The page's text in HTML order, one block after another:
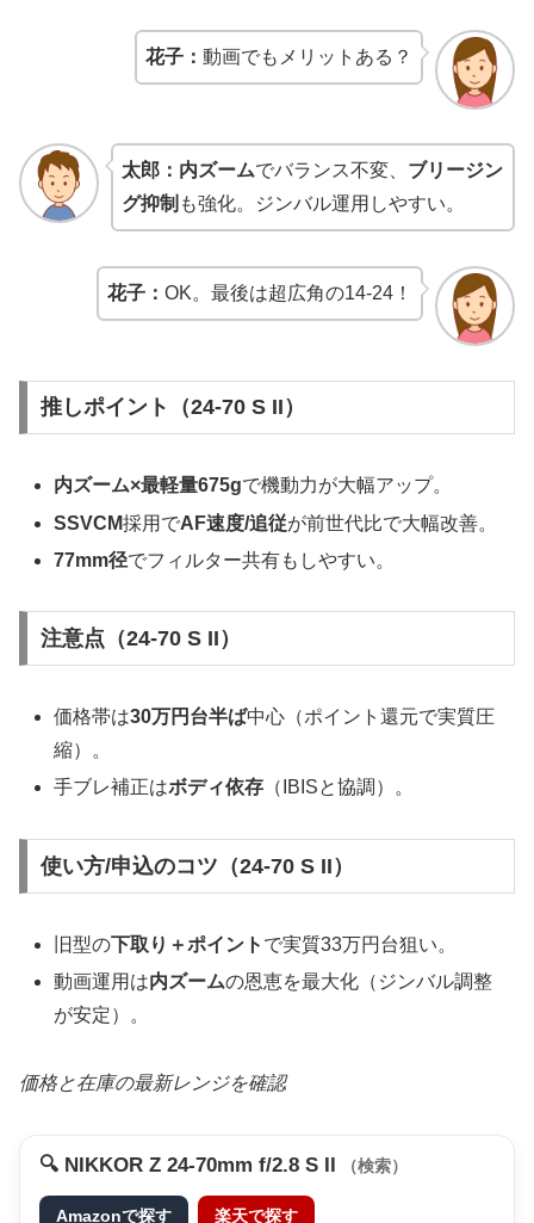
花子：動画でもメリットある？
太郎： 内ズームでバランス不変、 ブリージン
グ抑制 も強化。ジンバル運用しやすい。
花子：OK。最後は超広角の14-24！
推しポイント（24-70 S II）
内ズーム×最軽量675gで機動力が大幅アップ。
SSVCM採用でAF速度/追従が前世代比で大幅改善。
77mm径でフィルター共有もしやすい。
注意点（24-70 S II）
価格帯は30万円台半ば中心（ポイント還元で実質圧
縮）。
手ブレ補正はボディ依存 （IBISと協調）。
使い方/申込のコツ（24-70 S II）
旧型の下取り＋ポイント で実質33万円台狙い。
動画運用は内ズームの恩恵を最大化（ジンバル調整
が安定）。
価格と在庫の最新レンジを確認
🔍 NIKKOR Z 24-70mm f/2.8 S II （検索）
Amazonで探す 楽天で探す